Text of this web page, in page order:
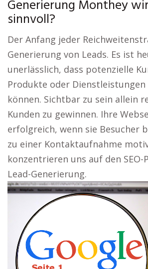
Generierung Monthey
sinnvoll?
Der Anfang jeder
Generierung von Leads. Es ist
unerlässlich, dass potenzielle
Produkte oder Dienstleistungen
können. Sichtbar zu sein allein
Kunden zu gewinnen. Ihre
erfolgreich, wenn sie Besucher
zu einer Kontaktaufnahme
konzentrieren uns auf den SEO-
Lead-Generierung.